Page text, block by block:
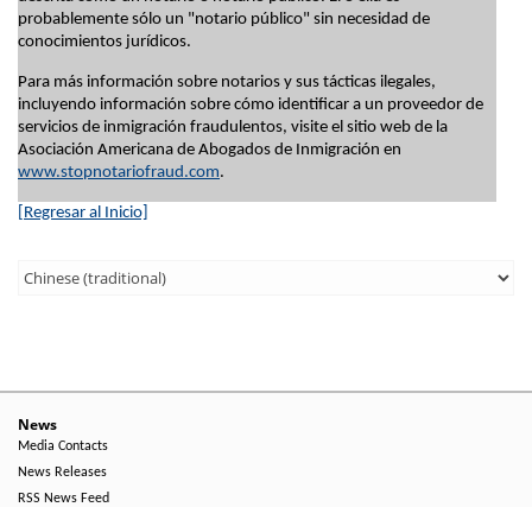
probablemente sólo un "notario público" sin necesidad de
conocimientos jurídicos.
Para más información sobre notarios y sus tácticas ilegales,
incluyendo información sobre cómo identificar a un proveedor de
servicios de inmigración fraudulentos, visite el sitio web de la
Asociación Americana de Abogados de Inmigración en
www.stopnotariofraud.com.
[Regresar al Inicio]
Third
-
Right
Side
News
Media Contacts
News Releases
RSS News Feed